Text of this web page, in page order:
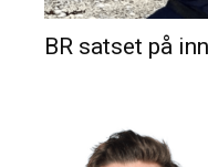
BR satset på